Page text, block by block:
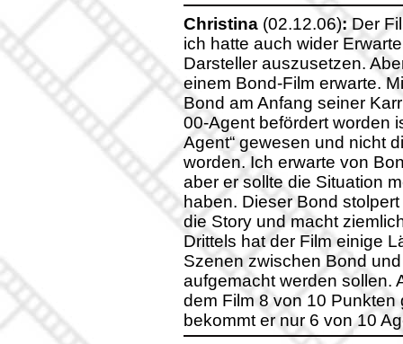
Christina (02.12.06): Der
ich hatte auch wider
Darsteller auszusetzen.
einem Bond-Film erwarte.
Bond am Anfang seiner
00-Agent befördert worden
Agent“ gewesen und nicht
worden. Ich erwarte von
aber er sollte die Situation
haben. Dieser Bond
die Story und macht
Drittels hat der Film einige
Szenen zwischen Bond
aufgemacht werden sollen.
dem Film 8 von 10 Punkten
bekommt er nur 6 von 10